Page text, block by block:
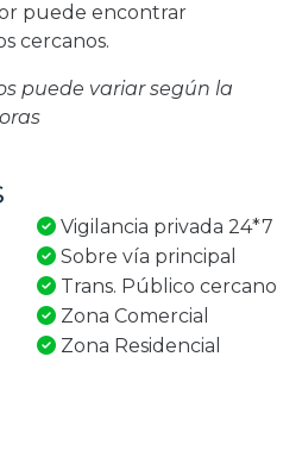
puede encontrar
cercanos.
puede variar según la
Vigilancia privada 24*7
Sobre vía principal
Trans. Público cercano
Zona Comercial
Zona Residencial